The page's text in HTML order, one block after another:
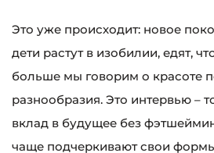
Это уже происходит: новое
дети растут в изобилии, едят,
больше мы говорим о красоте
разнообразия. Это интервью –
вклад в будущее без
чаще подчеркивают свои